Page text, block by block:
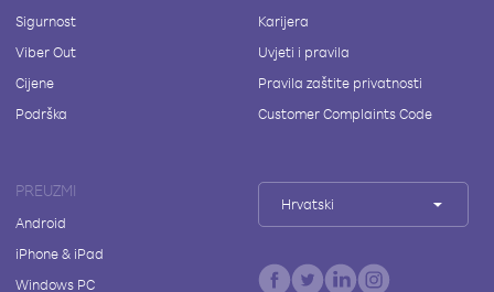
Sigurnost
Viber Out
Cijene
Podrška
Karijera
Uvjeti i pravila
Pravila zaštite privatnosti
Customer Complaints Code
PREUZMI
Android
iPhone & iPad
Windows PC
Hrvatski